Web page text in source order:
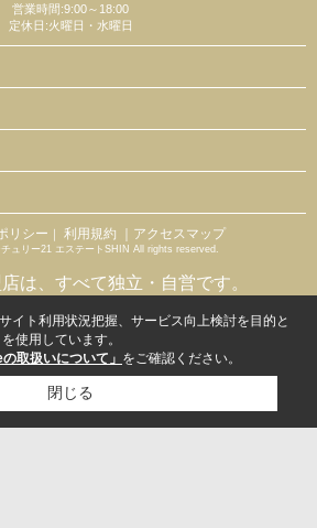
営業時間:9:00～18:00
定休日:火曜日・水曜日
リシー ｜ 利用規約 ｜アクセスマップ
ュリー21 エステートSHIN All rights reserved.
は、すべて独立・自営です。
イト利用状況把握、サービス向上検討を目的と
使用しています。
の取扱いについて」 をご確認ください。
閉じる